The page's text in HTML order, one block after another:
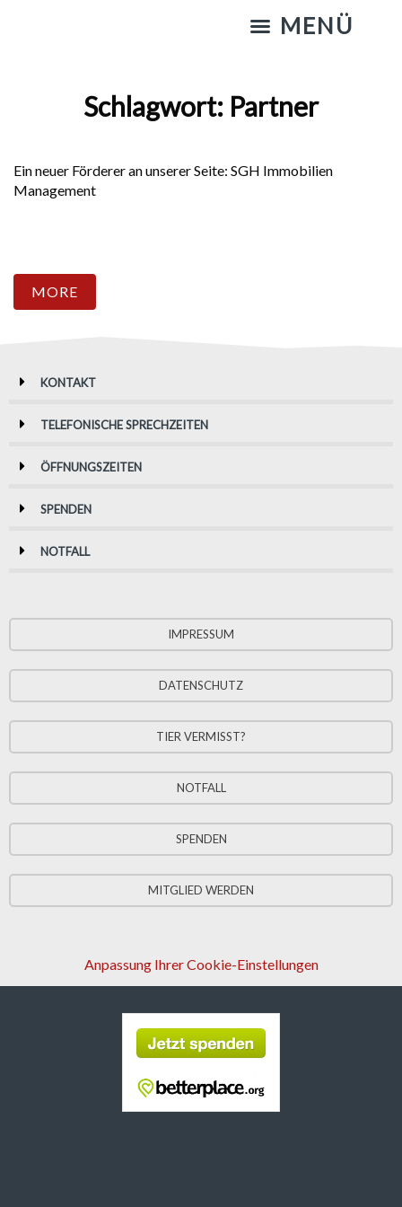
Schlagwort: Partner
Ein neuer Förderer an unserer Seite: SGH Immobilien
Management
MORE
KONTAKT
TELEFONISCHE SPRECHZEITEN
ÖFFNUNGSZEITEN
SPENDEN
NOTFALL
IMPRESSUM
DATENSCHUTZ
TIER VERMISST?
NOTFALL
SPENDEN
MITGLIED WERDEN
Anpassung Ihrer Cookie-Einstellungen